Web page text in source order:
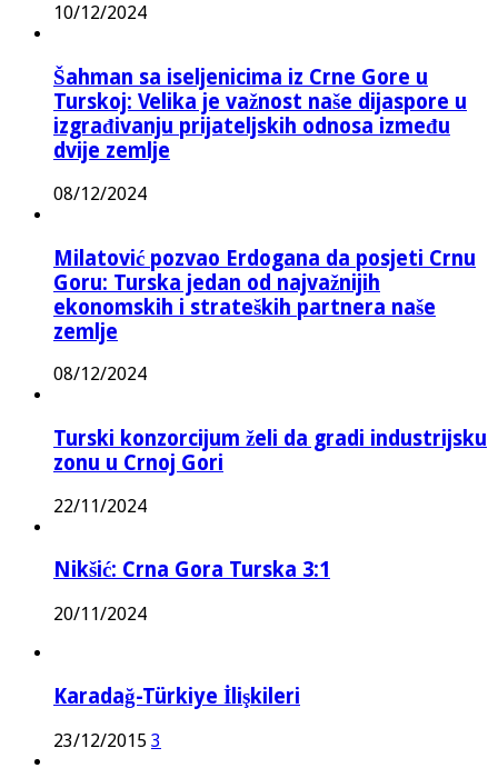
10/12/2024
Šahman sa iseljenicima iz Crne Gore u
Turskoj: Velika je važnost naše dijaspore u
izgrađivanju prijateljskih odnosa između
dvije zemlje
08/12/2024
Milatović pozvao Erdogana da posjeti Crnu
Goru: Turska jedan od najvažnijih
ekonomskih i strateških partnera naše
zemlje
08/12/2024
Turski konzorcijum želi da gradi industrijsku
zonu u Crnoj Gori
22/11/2024
Nikšić: Crna Gora Turska 3:1
20/11/2024
Karadağ-Türkiye İlişkileri
23/12/2015 3